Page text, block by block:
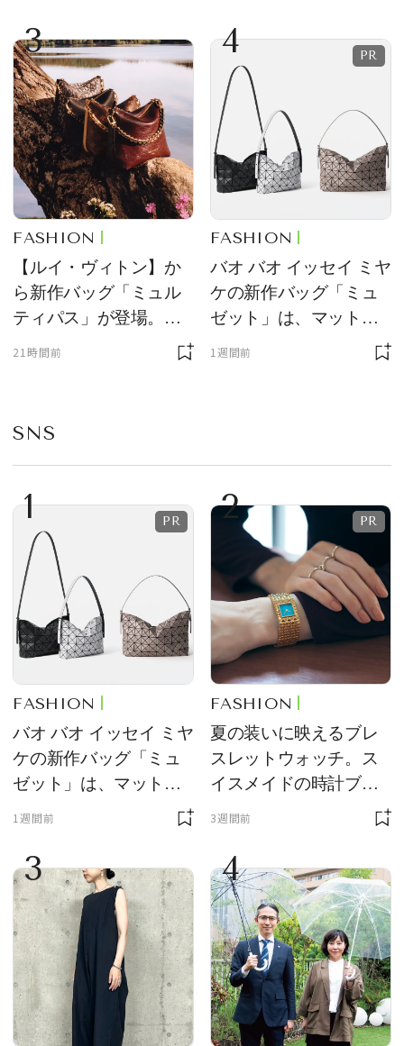
3
FASHION
【ルイ・ヴィトン】か
ら新作バッグ「ミュル
ティパス」が登場。ミ
ニサイズもラインナッ
21時間前
4
FASHION
バオ バオ イッセイ ミヤ
ケの新作バッグ「ミュ
ゼット」は、マットな
1週間前
SNS
1
FASHION
バオ バオ イッセイ ミヤ
ケの新作バッグ「ミュ
ゼット」は、マットな
1週間前
2
FASHION
夏の装いに映えるブレ
スレットウォッチ。ス
イスメイドの時計ブラ
ンド【フレデリック・
をレビュー。【それい
け！ 良品ハンター】
3週間前
3 4